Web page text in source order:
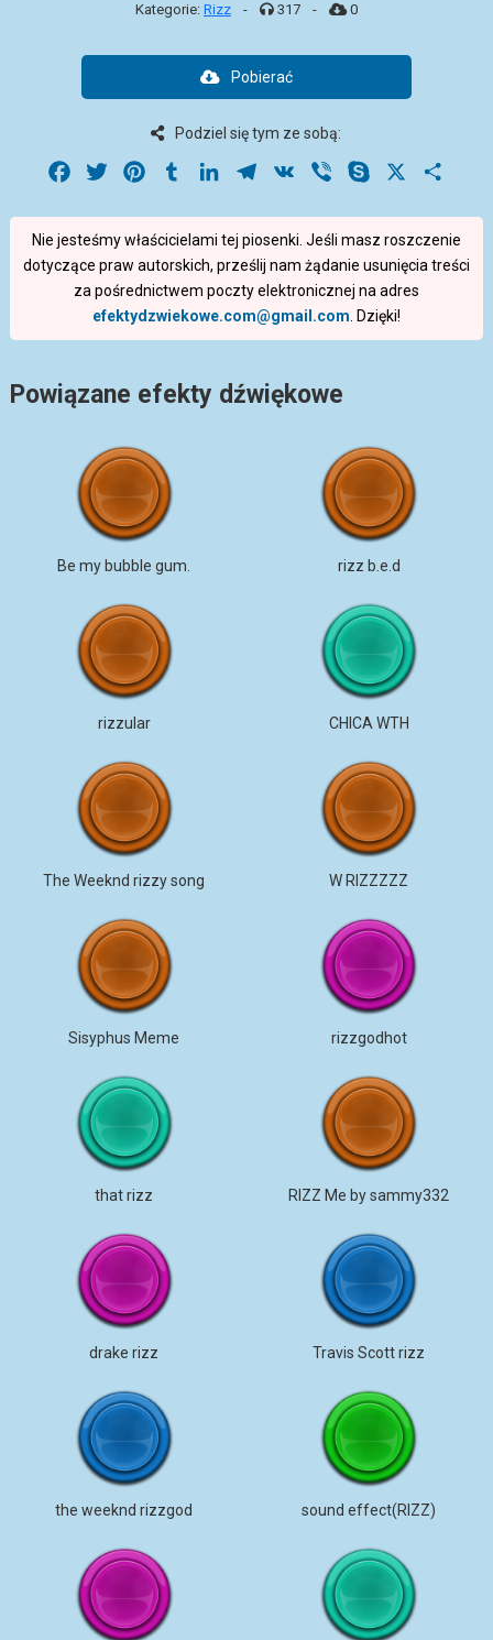
Kategorie: Rizz - 317 - 0
Pobierać
Podziel się tym ze sobą:
Facebook
Twitter PinterestTumblrLinkedInTelegram
VK Viber Skype
Nie jesteśmy właścicielami tej piosenki. Jeśli masz roszczenie
dotyczące praw autorskich, prześlij nam żądanie usunięcia treści
za pośrednictwem poczty elektronicznej na adres
efektydzwiekowe.com@gmail.com . Dzięki!
Powiązane efekty dźwiękowe
Be my bubble gum. rizz b.e.d
rizzular CHICA WTH
The Weeknd rizzy song W RIZZZZZ
Sisyphus Meme rizzgodhot
that rizz RIZZ Me by sammy332
drake rizz Travis Scott rizz
the weeknd rizzgod sound effect(RIZZ)